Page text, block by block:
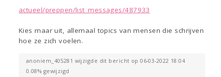
actueel/preppen/list_messages/487933
Kies maar uit, allemaal topics van mensen die schrijven
hoe ze zich voelen.
anoniem_405281 wijzigde dit bericht op 06-03-2022 18:04
0.08% gewijzigd